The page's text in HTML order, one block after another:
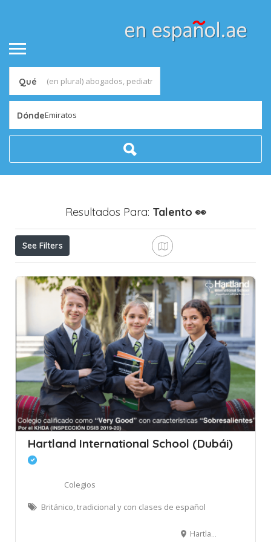
Qué
DóndeEmiratos
Resultados Para: Talento 👀
See Filters
Hartland International School (Dubái)
Colegios
Británico, tradicional y con clases de español
Hartland International School Dubai - Dubái - Emiratos Árabes Unidos